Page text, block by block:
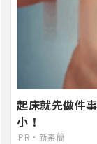
起床就先做件
小！
PR・新素簡